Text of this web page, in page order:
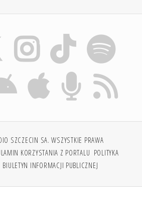
SZCZECIN SA. WSZYSTKIE PRAWA
KORZYSTANIA Z PORTALU POLITYKA
BIULETYN INFORMACJI PUBLICZNEJ